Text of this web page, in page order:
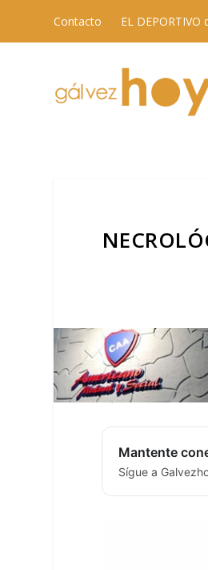
Contacto EL DEPORTIVO
Mantente
Sígue a